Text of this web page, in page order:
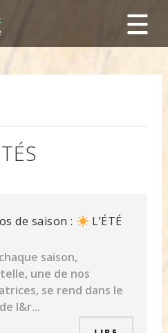
de saison : L’ÉTÉ
saison,
une de nos
se rend dans le
l&r...